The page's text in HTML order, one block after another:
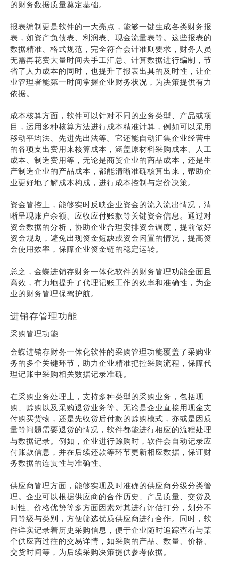
的财务数据质量奠定基础。
报表编制更是软件的一大亮点，能够一键生成各类财务报
表，如资产负债表、利润表、现金流量表等。这些报表的
数据精准、格式规范，完全符合会计准则要求，财务人员
无需再花费大量时间去手工汇总、计算数据进行编制，节
省了人力成本的同时，也提升了报表出具的及时性，让企
业管理者能第一时间掌握企业财务状况，为决策提供有力
依据。
成本核算方面，软件可以针对不同的业务类型、产品或项
目，运用多种核算方法进行成本精准计算，例如可以采用
移动平均法、先进先出法等。它还能自动汇集企业经营中
的各项支出费用来核算成本，涵盖原材料采购成本、人工
成本、制造费用等，无论是商贸企业的商品成本，还是生
产制造企业的产品成本，都能清晰准确核算出来，帮助企
业更好地了解成本构成，进行成本控制与定价决策。
资金管控上，能够实时反映企业资金的流入流出情况，清
晰呈现账户余额、应收应付账款等关键资金信息。通过对
资金数据的分析，协助企业合理安排资金调度，提前做好
资金规划，避免出现资金短缺或资金闲置的情况，提高资
金使用效率，保障企业资金链的稳定运转。
总之，金蝶进销存财务一体化软件的财务管理功能全面且
高效，有力地提升了代理记账工作的效率和准确性，为企
业的财务管理保驾护航。
进销存管理功能
采购管理功能
金蝶进销存财务一体化软件的采购管理功能覆盖了采购业
务的多个关键环节，助力企业精准把控采购流程，保障代
理记账中采购相关数据记录准确。
在采购业务处理上，支持多种类型的采购业务，包括现
购、赊购以及采购退货业务等。无论是企业直接用现金支
付购买货物，还是先收货后付款的赊购模式，亦或是因质
量等问题需要退货的情况，软件都能进行相应的流程处理
与数据记录。例如，企业进行赊购时，软件会自动记录应
付账款信息，并在后续还款等环节更新相应数据，保证财
务数据的连贯性与准确性。
供应商管理方面，能够实现及时准确的供应商分级分类管
理。企业可以根据供应商的合作历史、产品质量、交货及
时性、价格优势等多方面因素对其进行评估打分，划分不
同等级与类别，方便筛选优质供应商进行合作。同时，软
件详实记录着历史采购信息，便于企业随时追踪查看与某
个供应商过往的交易详情，如采购的产品、数量、价格、
交货时间等，为后续采购决策提供参考依据。